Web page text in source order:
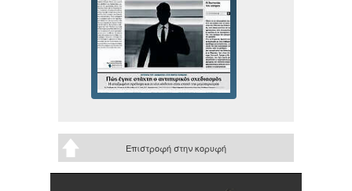
Επιστροφή στην κορυφή